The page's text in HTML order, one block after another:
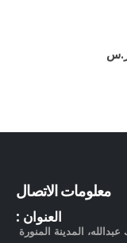
معلومات الاتصال
العنوان :
المدينة المنورة